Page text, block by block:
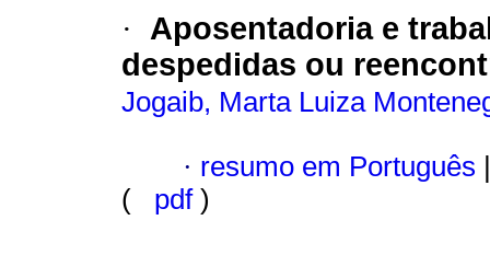
·
Aposentadoria e
despedidas ou
Jogaib, Marta Luiza
· resumo em Português
(
pdf )